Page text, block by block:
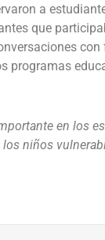
a
que
programas
en los
niños